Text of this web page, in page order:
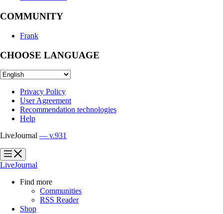
COMMUNITY
Frank
CHOOSE LANGUAGE
Privacy Policy
User Agreement
Recommendation technologies
Help
LiveJournal — v.931
?
?
LiveJournal
Find more
Communities
RSS Reader
Shop